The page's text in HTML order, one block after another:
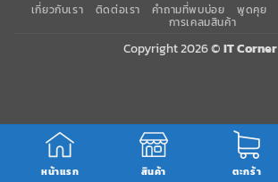
หน้าแรก สินค้า ตะกร้า
เกี่ยวกับเรา ติดต่อเรา คำถามที่พบบ่อย พูดคุย
การเคลมสินค้า
Copyright 2026 ©IT Corner